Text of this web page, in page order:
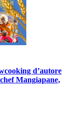
d’autore
Mangiapane,